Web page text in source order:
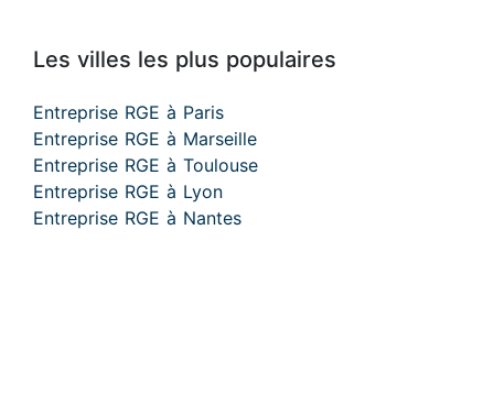
Les villes les plus populaires
Entreprise RGE à Paris
Entreprise RGE à Marseille
Entreprise RGE à Toulouse
Entreprise RGE à Lyon
Entreprise RGE à Nantes